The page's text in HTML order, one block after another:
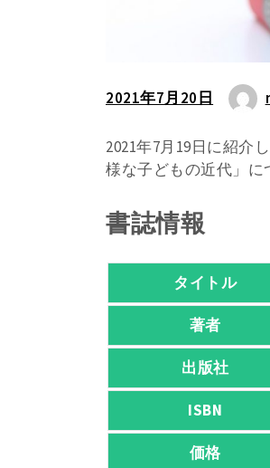
2021年7月20日
2021年7月19日に紹介
様な子どもの近代」に
書誌情報
タイトル
著者
出版社
ISBN
価格